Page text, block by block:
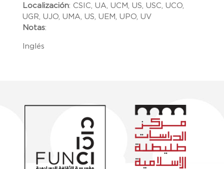
Localización: CSIC, UA, UCM, US, USC, UCO,
UGR, UJO, UMA, US, UEM, UPO, UV
Notas:
Inglés